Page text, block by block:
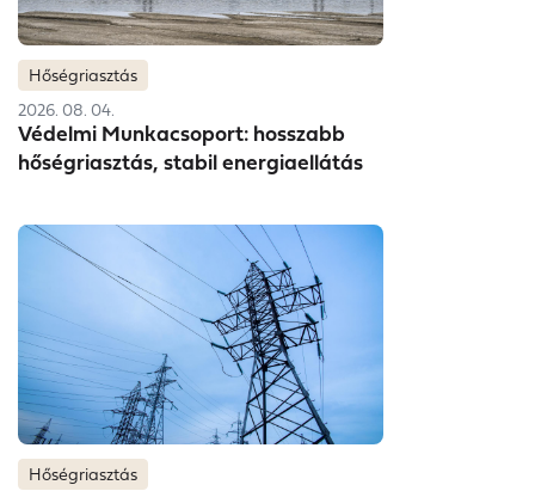
Hőségriasztás
2026. 08. 04.
Védelmi Munkacsoport: hosszabb
hőségriasztás, stabil energiaellátás
Hőségriasztás